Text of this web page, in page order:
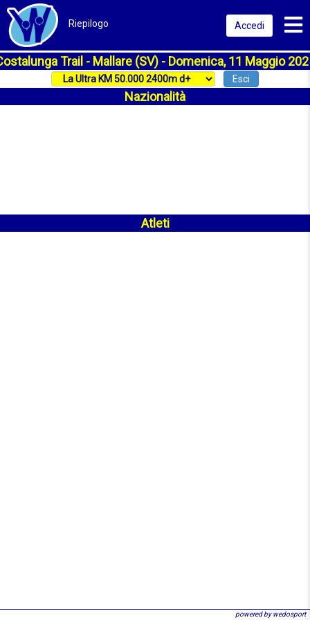
Riepilogo Accedi
Trail - Mallare (SV) - Domenica, 11 Maggio
Esci
Nazionalità
Atleti
powered by wedosport